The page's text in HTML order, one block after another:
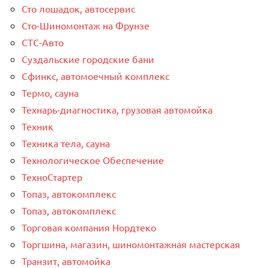
Сто лошадок, автосервис
Сто-Шиномонтаж на Фрунзе
СТС-Авто
Суздальские городские бани
Сфинкс, автомоечный комплекс
Термо, сауна
Технарь-диагностика, грузовая автомойка
Техник
Техника тела, сауна
Технологическое Обеспечение
ТехноСтартер
Топаз, автокомплекс
Топаз, автокомплекс
Торговая компания Нордтеко
Торгшина, магазин, шиномонтажная мастерская
Транзит, автомойка